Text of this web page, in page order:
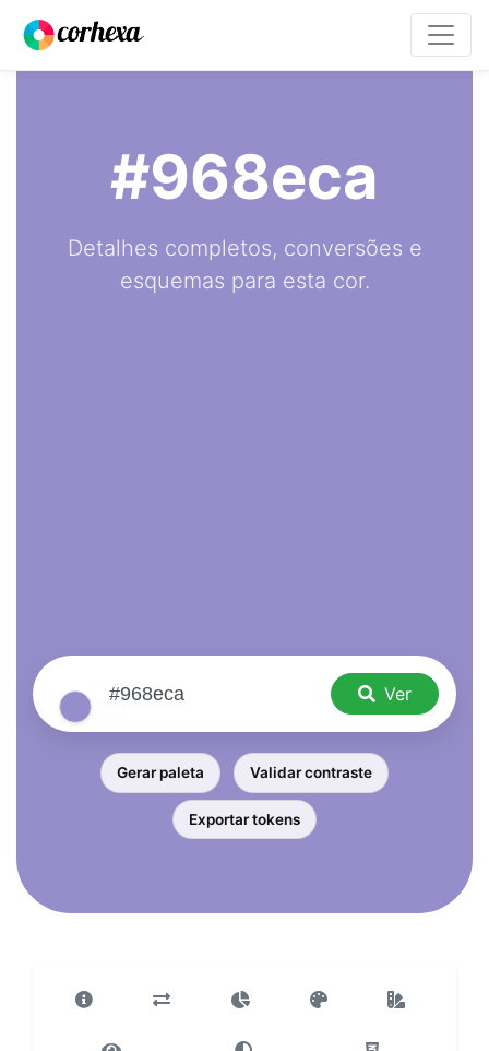
#968eca
Detalhes completos, conversões e
esquemas para esta cor.
Ver
Gerar paleta Validar contraste
Exportar tokens